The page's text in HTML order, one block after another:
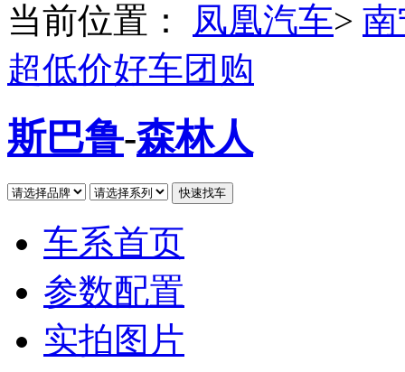
当前位置： 凤凰汽车>
超低价好车团购
斯巴鲁-森林人
车系首页
参数配置
实拍图片